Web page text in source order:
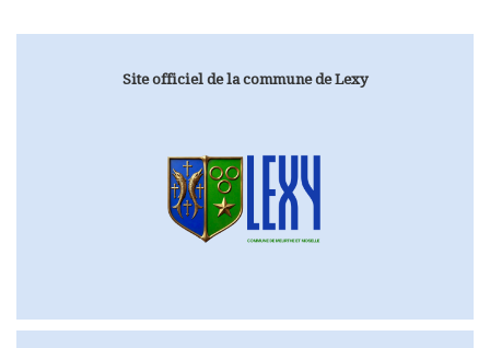
Site officiel de la commune de Lexy